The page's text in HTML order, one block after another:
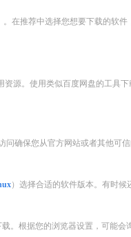
。在推荐中选择您想要下载的软
资源。使用类似百度网盘的工具
问确保您从官方网站或者其他可
）选择合适的软件版本。有时候
。根据您的浏览器设置，可能会